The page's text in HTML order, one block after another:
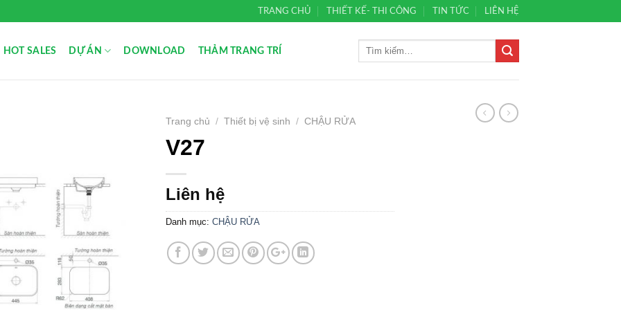
TRANG CHỦ THIẾT KẾ- THI CÔNG TIN TỨC LIÊN HỆ
HOT SALES DỰ ÁN DOWNLOAD THẢM TRANG TRÍ
Trang chủ / Thiết bị vệ sinh / CHẬU RỬA
V27
Liên hệ
Danh mục: CHẬU RỬA